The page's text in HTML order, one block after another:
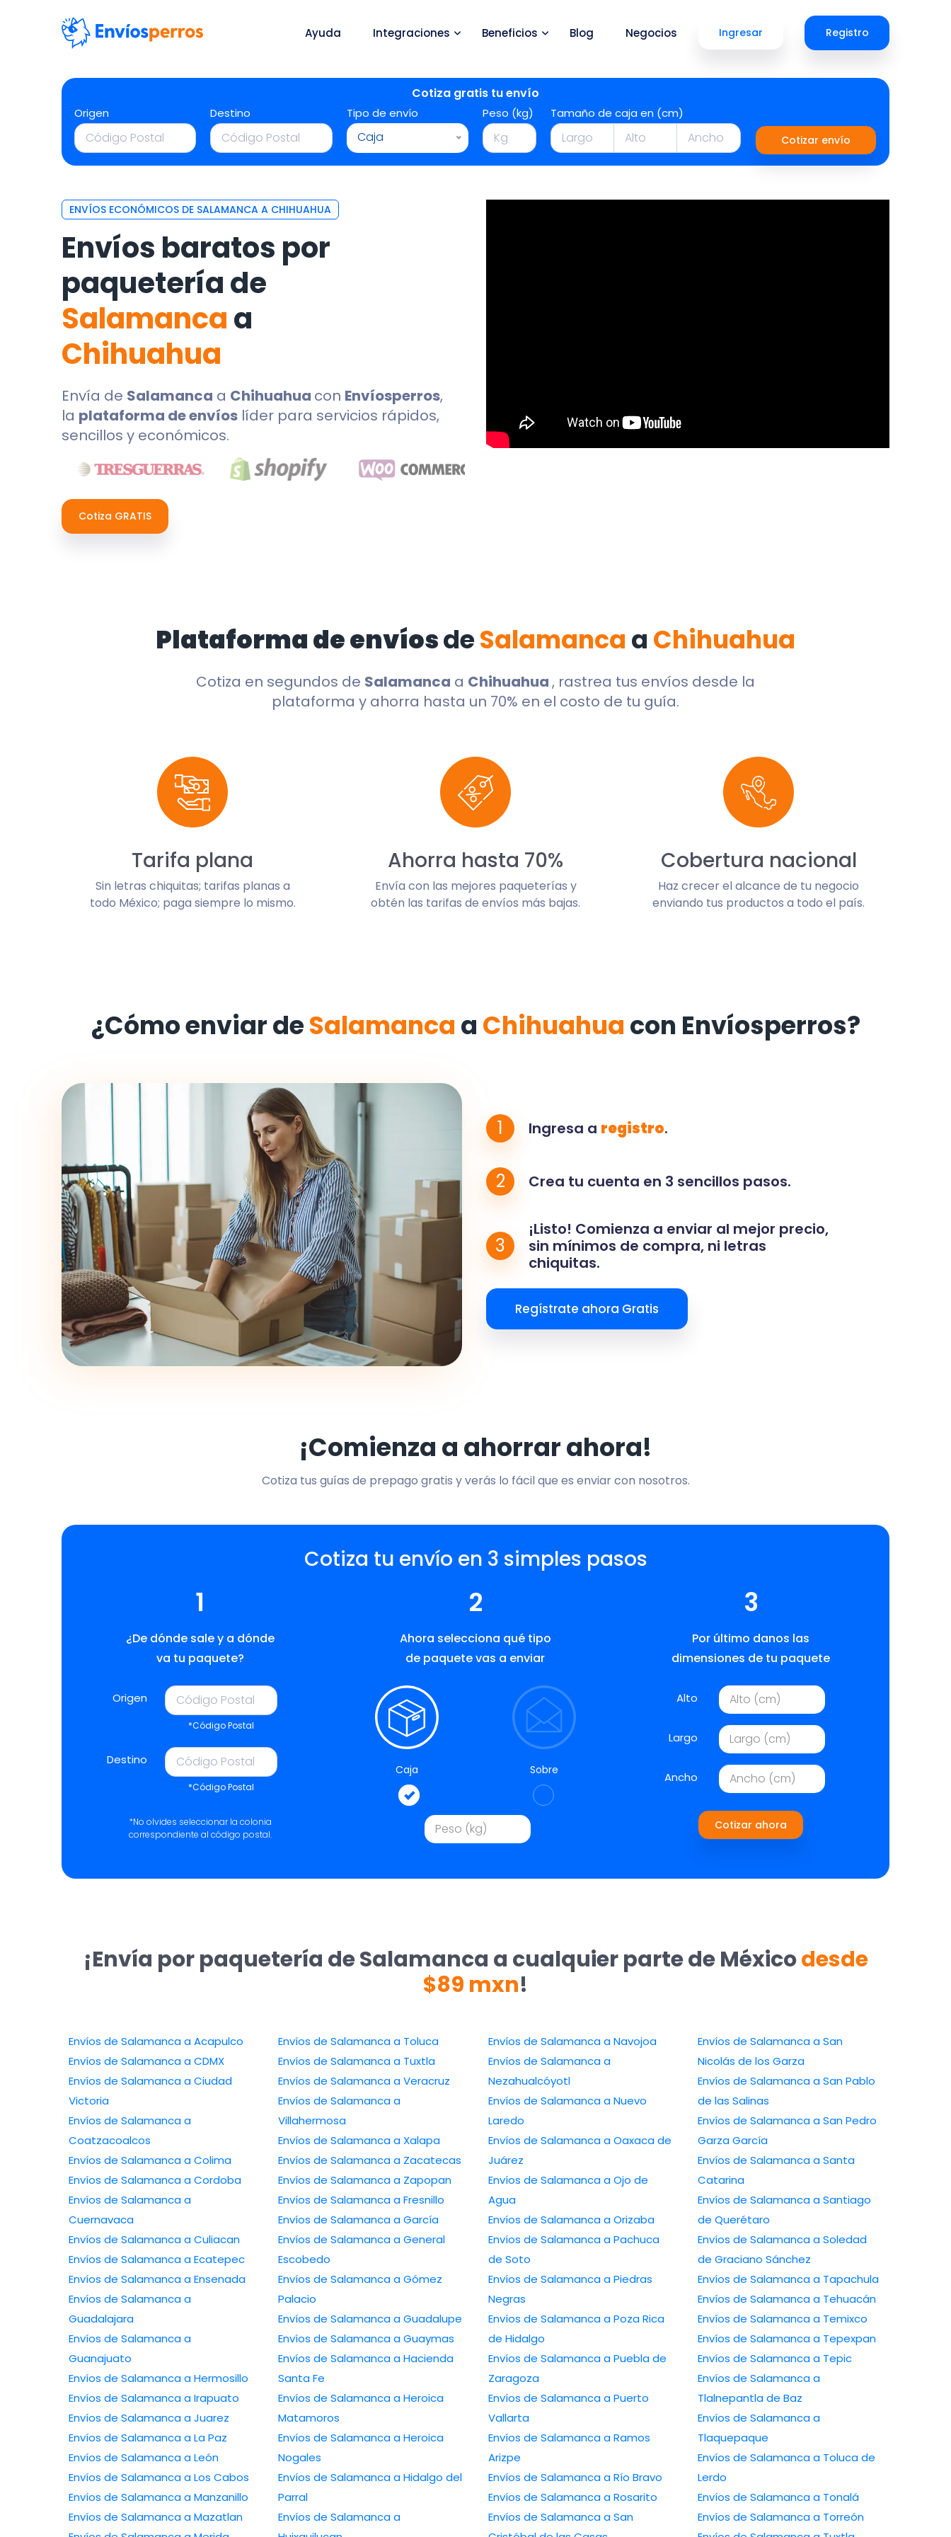
Ayuda Integraciones Beneficios Blog Negocios Ingresar Registro
Cotiza gratis tu envío
Origen Destino Tipo de envío
Caja
Peso (kg) Tamaño de caja en (cm)
Cotizar envío
ENVÍOS ECONÓMICOS DE SALAMANCA A CHIHUAHUA
Envíos baratos por
paquetería de
Salamancaa
Chihuahua
Envía de Salamanca a Chihuahua con Envíosperros,
la plataforma de envíos líder para servicios rápidos,
sencillos y económicos.
Cotiza GRATIS
Plataforma de envíosdeSalamanca a Chihuahua
Cotiza en segundos de Salamanca a Chihuahua, rastrea tus envíos desde la
plataforma y ahorra hasta un 70% en el costo de tu guía.
Tarifa plana
Sin letras chiquitas; tarifas planas a
todo México; paga siempre lo mismo.
Ahorra hasta 70%
Envía con las mejores paqueterías y
obtén las tarifas de envíos más bajas.
Cobertura nacional
Haz crecer el alcance de tu negocio
enviando tus productos a todo el país.
¿Cómo enviar deSalamanca a Chihuahua con Envíosperros?
1 Ingresa a registro.
2 Crea tu cuenta en 3 sencillos pasos.
3
¡Listo! Comienza a enviar al mejor precio,
sin mínimos de compra, ni letras
chiquitas.
Regístrate ahora Gratis
¡Comienza a ahorrar ahora!
Cotiza tus guías de prepago gratis y verás lo fácil que es enviar con nosotros.
Cotiza tu envío en 3 simples pasos
1
¿De dónde sale y a dónde
va tu paquete?
Origen
*Código Postal
Destino
*Código Postal
*No olvides seleccionar la colonia
correspondiente al código postal.
2
Ahora selecciona qué tipo
de paquete vas a enviar
Caja Sobre
3
Por último danos las
dimensiones de tu paquete
Alto
Largo
Ancho
Cotizar ahora
¡Envía por paquetería de Salamanca a cualquier parte de Méxicodesde
$89 mxn!
Envíos de Salamanca a Acapulco
Envíos de Salamanca a CDMX
Envíos de Salamanca a Ciudad
Victoria
Envíos de Salamanca a
Coatzacoalcos
Envíos de Salamanca a Colima
Envíos de Salamanca a Cordoba
Envíos de Salamanca a
Cuernavaca
Envíos de Salamanca a Culiacan
Envíos de Salamanca a Ecatepec
Envíos de Salamanca a Ensenada
Envíos de Salamanca a
Guadalajara
Envíos de Salamanca a
Guanajuato
Envíos de Salamanca a Hermosillo
Envíos de Salamanca a Irapuato
Envíos de Salamanca a Juarez
Envíos de Salamanca a La Paz
Envíos de Salamanca a León
Envíos de Salamanca a Los Cabos
Envíos de Salamanca a Manzanillo
Envíos de Salamanca a Mazatlan
Envíos de Salamanca a Toluca
Envíos de Salamanca a Tuxtla
Envíos de Salamanca a Veracruz
Envíos de Salamanca a
Villahermosa
Envíos de Salamanca a Xalapa
Envíos de Salamanca a Zacatecas
Envíos de Salamanca a Zapopan
Envíos de Salamanca a Fresnillo
Envíos de Salamanca a García
Envíos de Salamanca a General
Escobedo
Envíos de Salamanca a Gómez
Palacio
Envíos de Salamanca a Guadalupe
Envíos de Salamanca a Guaymas
Envíos de Salamanca a Hacienda
Santa Fe
Envíos de Salamanca a Heroica
Matamoros
Envíos de Salamanca a Heroica
Nogales
Envíos de Salamanca a Hidalgo del
Parral
Envíos de Salamanca a
Envíos de Salamanca a Navojoa
Envíos de Salamanca a
Nezahualcóyotl
Envíos de Salamanca a Nuevo
Laredo
Envíos de Salamanca a Oaxaca de
Juárez
Envíos de Salamanca a Ojo de
Agua
Envíos de Salamanca a Orizaba
Envíos de Salamanca a Pachuca
de Soto
Envíos de Salamanca a Piedras
Negras
Envíos de Salamanca a Poza Rica
de Hidalgo
Envíos de Salamanca a Puebla de
Zaragoza
Envíos de Salamanca a Puerto
Vallarta
Envíos de Salamanca a Ramos
Arizpe
Envíos de Salamanca a Río Bravo
Envíos de Salamanca a Rosarito
Envíos de Salamanca a San
Envíos de Salamanca a San
Nicolás de los Garza
Envíos de Salamanca a San Pablo
de las Salinas
Envíos de Salamanca a San Pedro
Garza García
Envíos de Salamanca a Santa
Catarina
Envíos de Salamanca a Santiago
de Querétaro
Envíos de Salamanca a Soledad
de Graciano Sánchez
Envíos de Salamanca a Tapachula
Envíos de Salamanca a Tehuacán
Envíos de Salamanca a Temixco
Envíos de Salamanca a Tepexpan
Envíos de Salamanca a Tepic
Envíos de Salamanca a
Tlalnepantla de Baz
Envíos de Salamanca a
Tlaquepaque
Envíos de Salamanca a Toluca de
Lerdo
Envíos de Salamanca a Tonalá
Envíos de Salamanca a Torreón